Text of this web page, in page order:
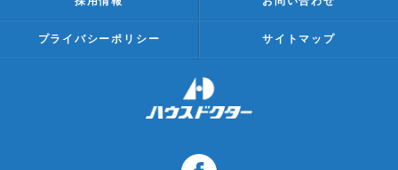
プライバシーポリシー サイトマップ